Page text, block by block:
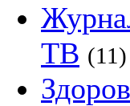
ТВ (11)